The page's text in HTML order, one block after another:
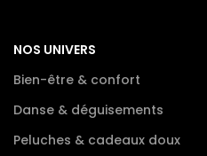
NOS UNIVERS
Bien-être & confort
Danse & déguisements
Peluches & cadeaux doux